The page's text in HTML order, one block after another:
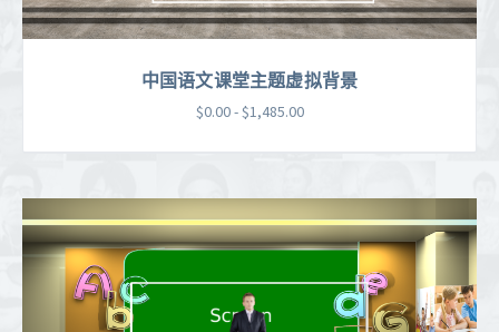
中国语文课堂主题虚拟背景
$0.00 - $1,485.00